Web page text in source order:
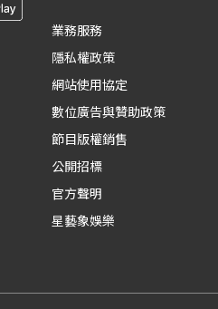
業務服務
隱私權政策
網站使用協定
數位廣告與贊助政策
節目版權銷售
公開招標
官方聲明
星藝象娛樂